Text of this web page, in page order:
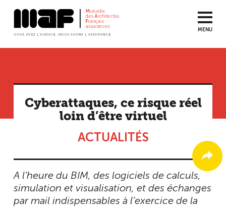
MENU
Cyberattaques, ce risque réel
loin d’être virtuel
ACTUALITÉS
A l’heure du BIM, des logiciels de calculs,
simulation et visualisation, et des échanges
par mail indispensables à l’exercice de la